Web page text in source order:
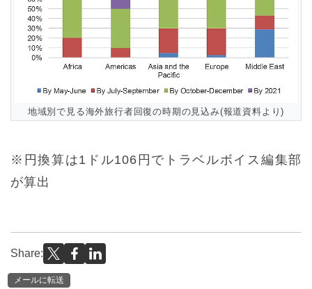
地域別で見る海外旅行者回復の時期の見込み(報道資料より)
※円換算は1ドル106円でトラベルボイス編集部
が算出
Share:
メールに転送